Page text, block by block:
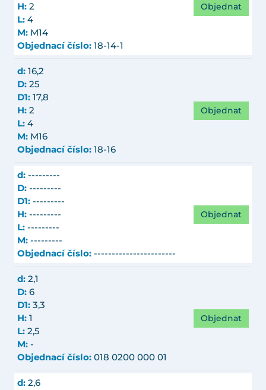
H: 2
L: 4
M: M14
Objednací číslo: 18-14-1
Objednat
d: 16,2
D: 25
D1: 17,8
H: 2
L: 4
M: M16
Objednací číslo: 18-16
Objednat
d: ---------
D: ---------
D1: ---------
H: ---------
L: ---------
M: ---------
Objednací číslo: -----------------------
Objednat
d: 2,1
D: 6
D1: 3,3
H: 1
L: 2,5
M: -
Objednací číslo: 018 0200 000 01
Objednat
d: 2,6